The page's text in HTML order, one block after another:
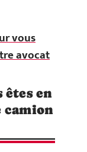
vous
avocat
êtes en
camion